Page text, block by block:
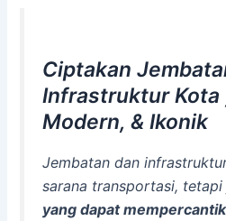
Ciptakan
Infrastruktur Kota
Modern, & Ikonik
Jembatan dan
sarana transportasi,
yang dapat